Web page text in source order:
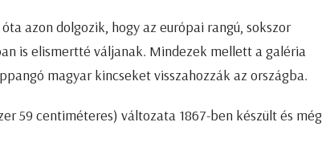
azon dolgozik, hogy az európai rangú, sokszor
is elismertté váljanak. Mindezek mellett a galéria
magyar kincseket visszahozzák az országba.
59 centiméteres) változata 1867-ben készült és még